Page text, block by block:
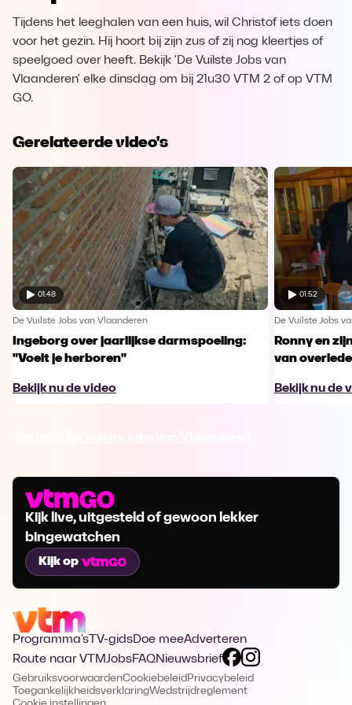
Tijdens het leeghalen van een huis, wil Christof iets doen
voor het gezin. Hij hoort bij zijn zus of zij nog kleertjes of
speelgoed over heeft. Bekijk 'De Vuilste Jobs van
Vlaanderen' elke dinsdag om bij 21u30 VTM 2 of op VTM
GO.
Gerelateerde video's
01:48
De Vuilste Jobs van Vlaanderen
Ingeborg over jaarlijkse darmspoeling:
"Voelt je herboren"
Bekijk nu de video
01:52
De Vuilste Jobs
Ronny en
van
Bekijk nu de
Kijk live, uitgesteld of gewoon lekker
bingewatchen
Kijk op
Programma's TV-gidsDoe meeAdverteren
Route naar VTMJobsFAQNieuwsbrief
GebruiksvoorwaardenCookiebeleid Privacybeleid
ToegankelijkheidsverklaringWedstrijdreglement